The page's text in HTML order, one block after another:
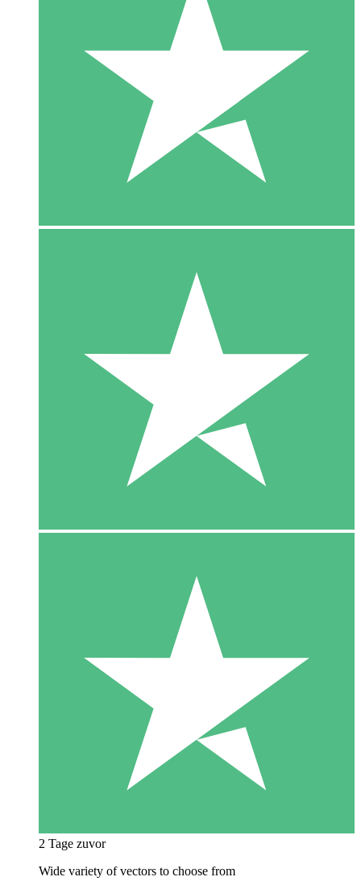
2 Tage zuvor
Wide variety of vectors to choose from